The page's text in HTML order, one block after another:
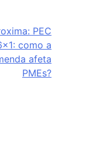
PEC
como a
afeta
PMEs?